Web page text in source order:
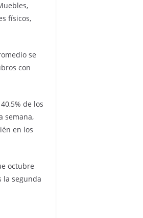
físicos,
se
con
de los
semana,
en los
octubre
la segunda